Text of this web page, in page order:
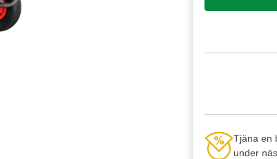
Tjäna en
under